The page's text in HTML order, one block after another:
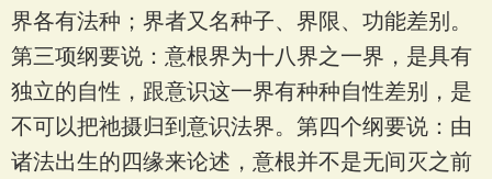
界各有法种；界者又名种子、界限、功能差别。
第三项纲要说：意根界为十八界之一界，是具有
独立的自性，跟意识这一界有种种自性差别，是
不可以把祂摄归到意识法界。第四个纲要说：由
诸法出生的四缘来论述，意根并不是无间灭之前